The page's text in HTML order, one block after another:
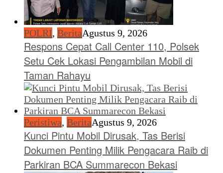
POLRI, BeritaAgustus 9, 2026
Respons Cepat Call Center 110, Polsek
Setu Cek Lokasi Pengambilan Mobil di
Taman Rahayu
Peristiwa, BeritaAgustus 9, 2026
Kunci Pintu Mobil Dirusak, Tas Berisi
Dokumen Penting Milik Pengacara Raib di
Parkiran BCA Summarecon Bekasi